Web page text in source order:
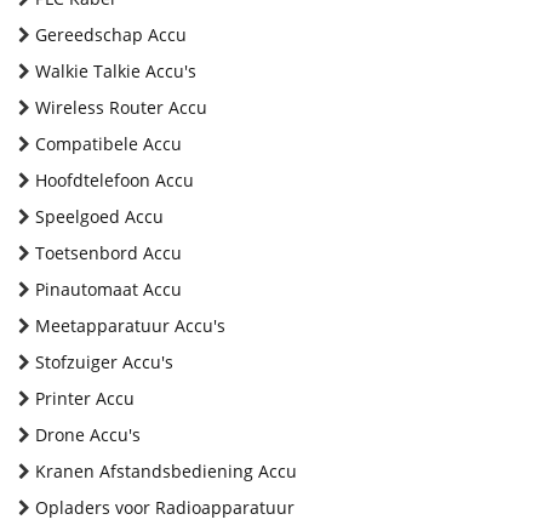
Gereedschap Accu
Walkie Talkie Accu's
Wireless Router Accu
Compatibele Accu
Hoofdtelefoon Accu
Speelgoed Accu
Toetsenbord Accu
Pinautomaat Accu
Meetapparatuur Accu's
Stofzuiger Accu's
Printer Accu
Drone Accu's
Kranen Afstandsbediening Accu
Opladers voor Radioapparatuur